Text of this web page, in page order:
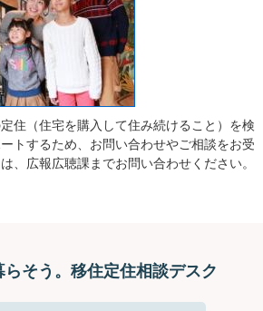
住（住宅を購入して住み続けること）を検
トするため、お問い合わせやご相談をお受
、広報広聴課までお問い合わせください。
そう。移住定住相談デスク